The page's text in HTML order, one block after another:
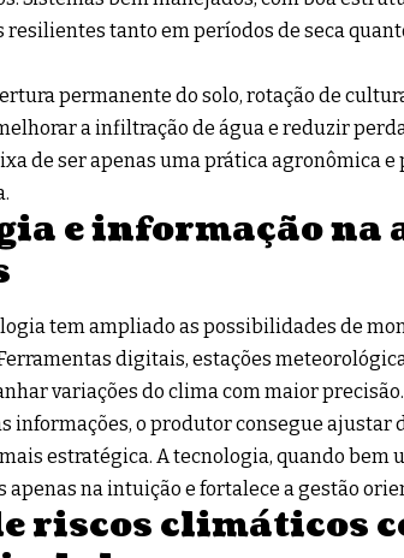
resilientes tanto em períodos de seca
permanente do solo, rotação de
a infiltração de água e reduzir
de ser apenas uma prática agronômica e
e informação na
tem ampliado as possibilidades de
digitais, estações
variações do clima com maior precisão.
informações, o produtor consegue ajustar
estratégica. A tecnologia, quando bem
apenas na intuição e fortalece a gestão
riscos climáticos